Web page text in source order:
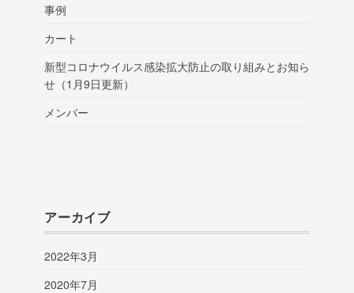
事例
カート
新型コロナウイルス感染拡大防止の取り組みとお知ら
せ（1月9日更新）
メンバー
アーカイブ
2022年3月
2020年7月